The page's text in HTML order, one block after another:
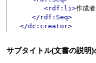
<rdf:li>作成者
</rdf:Seq>
</dc:creator>
サブタイトル(文書の説明)